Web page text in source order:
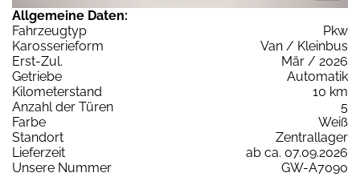
Allgemeine Daten:
Fahrzeugtyp
Pkw
Karosserieform
Van / Kleinbus
Erst-Zul.
Mär / 2026
Getriebe
Automatik
Kilometerstand
10 km
Anzahl der Türen
5
Farbe
Weiß
Standort
Zentrallager
Lieferzeit
ab ca. 07.09.2026
Unsere Nummer
GW-A7090